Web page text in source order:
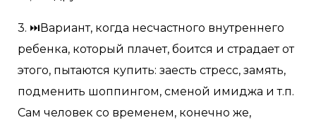
3. ⏭Вариант, когда несчастного внутреннего
ребенка, который плачет, боится и страдает от
этого, пытаются купить: заесть стресс, замять,
подменить шоппингом, сменой имиджа и т.п.
Сам человек со временем, конечно же,